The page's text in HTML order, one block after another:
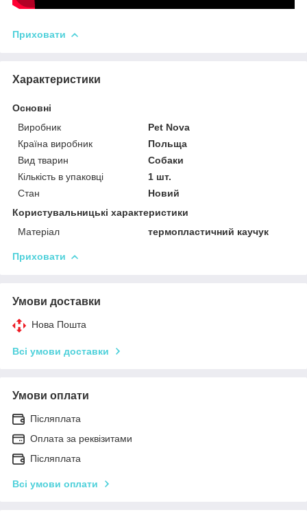
Приховати
Характеристики
Основні
Виробник
Pet Nova
Країна виробник
Польща
Вид тварин
Собаки
Кількість в упаковці
1 шт.
Стан
Новий
Користувальницькі характеристики
Матеріал
термопластичний каучук
Приховати
Умови доставки
Нова Пошта
Всі умови доставки
Умови оплати
Післяплата
Оплата за реквізитами
Післяплата
Всі умови оплати